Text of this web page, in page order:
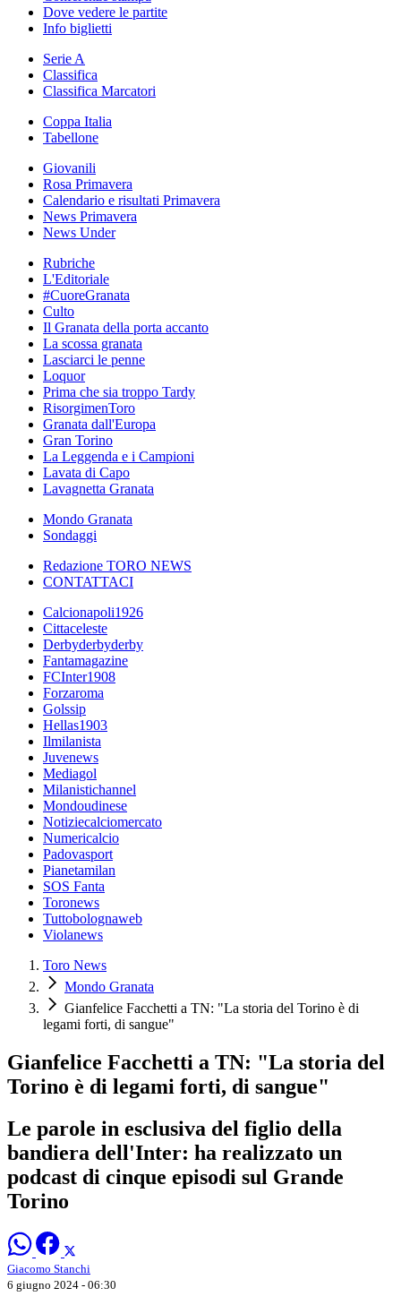
Dove vedere le partite
Info biglietti
Serie A
Classifica
Classifica Marcatori
Coppa Italia
Tabellone
Giovanili
Rosa Primavera
Calendario e risultati Primavera
News Primavera
News Under
Rubriche
L'Editoriale
#CuoreGranata
Culto
Il Granata della porta accanto
La scossa granata
Lasciarci le penne
Loquor
Prima che sia troppo Tardy
RisorgimenToro
Granata dall'Europa
Gran Torino
La Leggenda e i Campioni
Lavata di Capo
Lavagnetta Granata
Mondo Granata
Sondaggi
Redazione TORO NEWS
CONTATTACI
Calcionapoli1926
Cittaceleste
Derbyderbyderby
Fantamagazine
FCInter1908
Forzaroma
Golssip
Hellas1903
Ilmilanista
Juvenews
Mediagol
Milanistichannel
Mondoudinese
Notiziecalciomercato
Numericalcio
Padovasport
Pianetamilan
SOS Fanta
Toronews
Tuttobolognaweb
Violanews
Toro News
Mondo Granata
Gianfelice Facchetti a TN: "La storia del Torino è di
legami forti, di sangue"
Gianfelice Facchetti a TN: "La storia del
Torino è di legami forti, di sangue"
Le parole in esclusiva del figlio della
bandiera dell'Inter: ha realizzato un
podcast di cinque episodi sul Grande
Torino
Giacomo Stanchi
6 giugno 2024 - 06:30